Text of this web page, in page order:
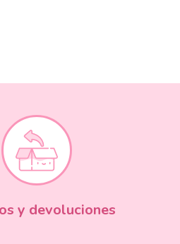
y devoluciones